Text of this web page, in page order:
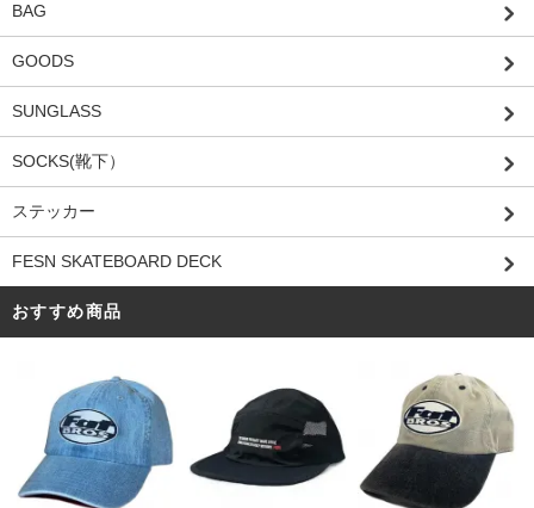
BAG
GOODS
SUNGLASS
SOCKS(靴下）
ステッカー
FESN SKATEBOARD DECK
おすすめ商品